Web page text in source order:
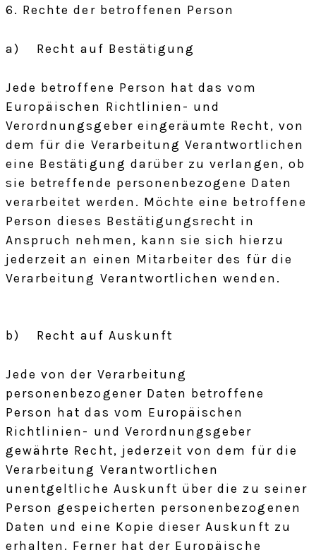
6. Rechte der betroffenen Person
a) Recht auf Bestätigung
Jede betroffene Person hat das vom
Europäischen Richtlinien- und
Verordnungsgeber eingeräumte Recht, von
dem für die Verarbeitung Verantwortlichen
eine Bestätigung darüber zu verlangen, ob
sie betreffende personenbezogene Daten
verarbeitet werden. Möchte eine betroffene
Person dieses Bestätigungsrecht in
Anspruch nehmen, kann sie sich hierzu
jederzeit an einen Mitarbeiter des für die
Verarbeitung Verantwortlichen wenden.
b) Recht auf Auskunft
Jede von der Verarbeitung
personenbezogener Daten betroffene
Person hat das vom Europäischen
Richtlinien- und Verordnungsgeber
gewährte Recht, jederzeit von dem für die
Verarbeitung Verantwortlichen
unentgeltliche Auskunft über die zu seiner
Person gespeicherten personenbezogenen
Daten und eine Kopie dieser Auskunft zu
erhalten. Ferner hat der Europäische